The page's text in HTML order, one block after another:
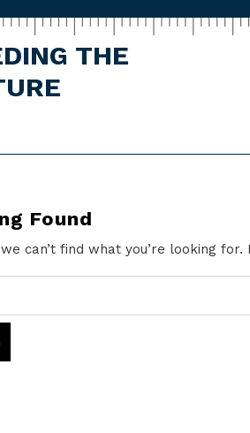
THE
Found
can’t find what you’re looking